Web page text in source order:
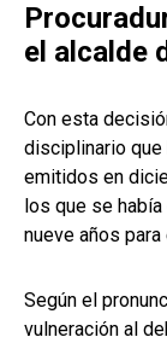
el alcalde
Con esta
disciplinario
emitidos en
los que se
nueve años
Según el
vulneración al